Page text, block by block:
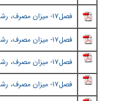
فصل١٧ - ميزان مصرف،
فصل١٧ - ميزان مصرف،
فصل١٧
- ميزان مصرف،
فصل١٧
- ميزان مصرف،